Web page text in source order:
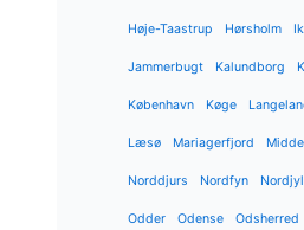
Høje-Taastrup Hørsholm
Jammerbugt Kalundborg
København Køge
Læsø Mariagerfjord
Norddjurs Nordfyn
Odder Odense Odsherred